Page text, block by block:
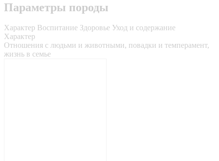
Параметры породы
Характер Воспитание Здоровье Уход и содержание
Характер
Отношения с людьми и животными, повадки и темперамент,
жизнь в семье